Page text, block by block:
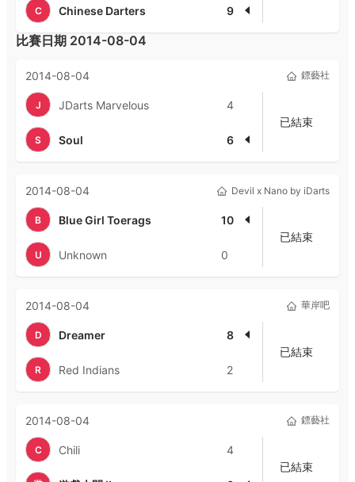
C Chinese Darters 9
比賽日期 2014-08-04
2014-08-04 鏢藝社
J JDarts Marvelous 4
S Soul 6
已結束
2014-08-04 Devil x Nano by iDarts
B Blue Girl Toerags 10
U Unknown 0
已結束
2014-08-04 華岸吧
D Dreamer 8
R Red Indians 2
已結束
2014-08-04 鏢藝社
C Chili 4
已結束